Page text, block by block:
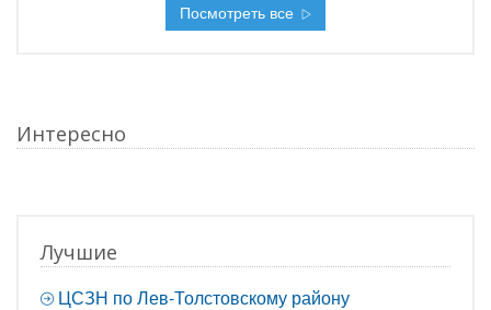
Посмотреть все
Интересно
Лучшие
ЦСЗН по Лев-Толстовскому району